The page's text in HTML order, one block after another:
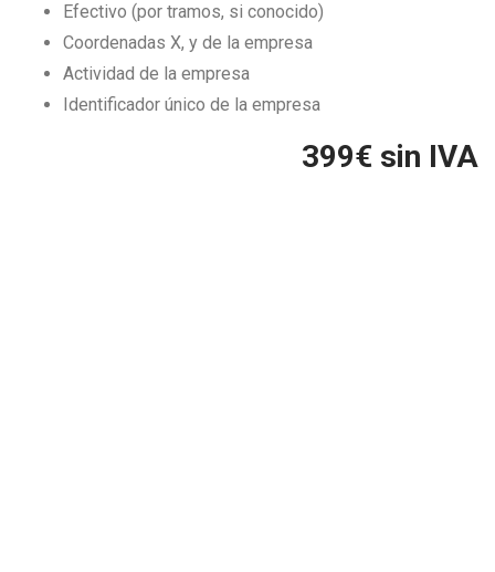
Efectivo (por tramos, si conocido)
Coordenadas X, y de la empresa
Actividad de la empresa
Identificador único de la empresa
399€ sin IVA